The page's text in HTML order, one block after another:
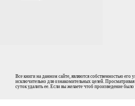
Все книги на данном сайте, являются собственностью его
исключительно для ознакомительных целей.
суток удалить ее. Если вы желаете чтоб произведение было